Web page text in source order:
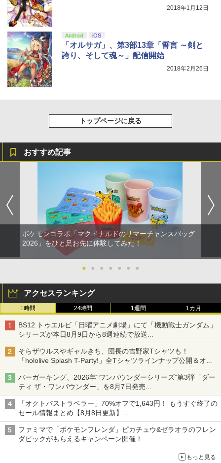
2018年1月12日
Android iOS
「オルサガ」、第3部13章「誓言 ～剣と
誇り、そして魂～」配信開始
2018年2月26日
トップページに戻る
おすすめ記事
ポケモンコラボ「マクドナルドのサマーチャンスバッグ
2026」をひと足お先に体験してみた！
● ● ● ● ● ● ●
アクセスランキング
1時間 24時間 1週間 1カ月
BS12 トゥエルビ「日曜アニメ劇場」にて「機動戦士ガンダム」
シリーズが本日8月9日から8週連続で放送
初回は「機動戦士ガンダム【HDリマスター版】」
そらザウルスやギャルきち、団長の吉野家Tシャツも！
「hololive Splash T-Party!」全Tシャツラインナップ公開＆オン
ライン販売開始
バーガーキング、2026年“ワンパウンダーシリーズ”第3弾「ダー
ティ ザ・ワンパウンダー」を8月7日発売
「特製ガーリックマヨソース」を使用した超大型チーズバーガー
「オクトパストラベラー」70%オフで1,643円！ もうすぐ終了の
セール情報まとめ【8月8日更新】
ニンテンドーeショップでは「大神 絶景版」が67%オフで990円
ファミマで「ポケモンフレンダ」ピカチュウ&ゼラオラのフレン
ダピックがもらえるキャンペーン開催！
もっと見る